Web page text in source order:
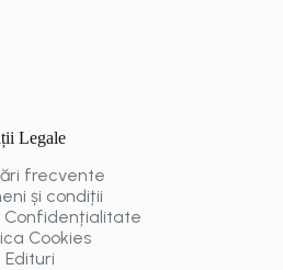
Legale
frecvente
și condiții
Confidențialitate
Cookies
Edituri